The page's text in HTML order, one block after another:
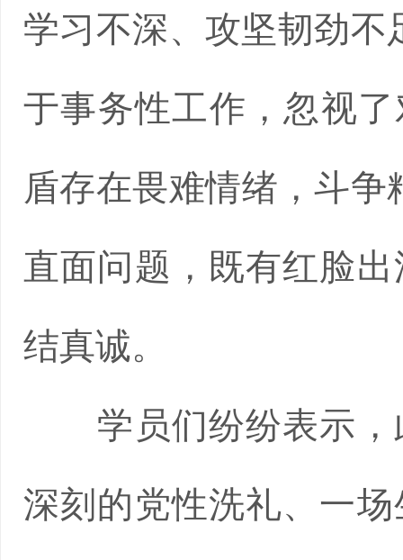
学习不深、攻坚韧劲不
于事务性工作，忽视
盾存在畏难情绪，斗
直面问题，既有红脸
结真诚。
学员们纷纷表示，
深刻的党性洗礼、一